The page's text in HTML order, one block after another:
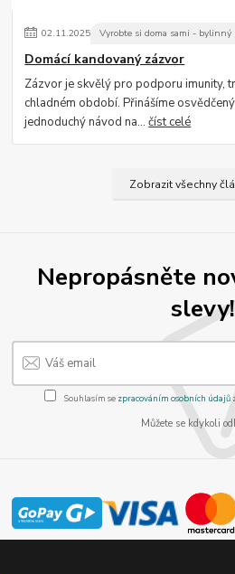
02.11.2025 Vyrobte si doma sami - bylinný
Domácí kandovaný zázvor
Zázvor je skvělý pro podporu imunity,
chladném období. Přinášíme
jednoduchý návod na...číst celé
Zobrazit všechny
Nepropásněte
slevy!
Souhlasím se zpracováním osobních údajů
Můžete se kdykoli